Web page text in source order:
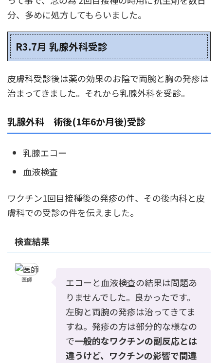
分、多めに処方してもらいました。
R3.7月 乳腺外科受診
皮膚科受診後は薬の効果のお陰で両腕と胸の発疹は
治まってきました。それから乳腺外科を受診。
乳腺外科 術後(1年6か月後)受診
乳腺エコー
血液検査
ワクチン1回目接種後の発疹の件、その後内科と皮
膚科での受診の件を伝えました。
検査結果
医師
エコーと血液検査の結果は問題あ
りませんでした。良かったです。
左胸と両腕の発疹は治ってきてま
すね。発疹の方は部分的な様なの
で一般的なワクチンの副反応とは
違うけど、ワクチンの影響で間違